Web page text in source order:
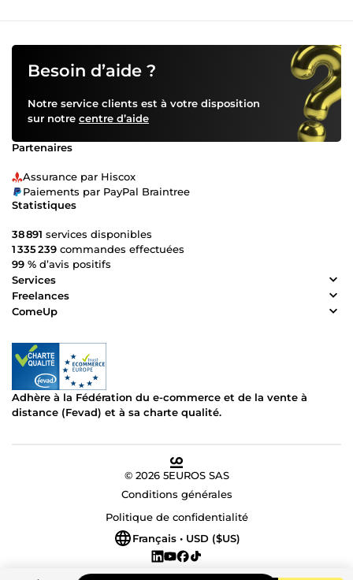
Besoin d’aide ?
Notre service clients est à votre disposition
sur notre centre d’aide
Partenaires
Assurance par Hiscox
Paiements par PayPal Braintree
Statistiques
38 891 services disponibles
1 335 239 commandes effectuées
99 % d’avis positifs
Services
Freelances
ComeUp
Adhère à la Fédération du e-commerce et de la vente à
distance (Fevad) et à sa charte qualité.
© 2026 5EUROS SAS
Conditions générales
Politique de confidentialité
Français • USD ($US)